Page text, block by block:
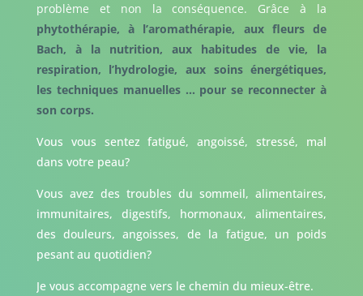
problème et non la conséquence. Grâce à la
phytothérapie, à l’aromathérapie, aux fleurs de
Bach, à la nutrition, aux habitudes de vie, la
respiration, l’hydrologie, aux soins énergétiques,
les techniques manuelles … pour se reconnecter à
son corps.
Vous vous sentez fatigué, angoissé, stressé, mal
dans votre peau?
Vous avez des troubles du sommeil, alimentaires,
immunitaires, digestifs, hormonaux, alimentaires,
des douleurs, angoisses, de la fatigue, un poids
pesant au quotidien?
Je vous accompagne vers le chemin du mieux-être.